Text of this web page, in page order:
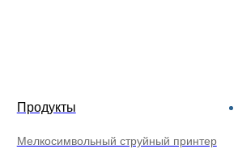
Продукты
Мелкосимвольный струйный принтер